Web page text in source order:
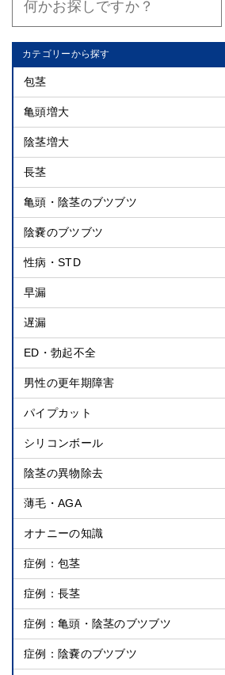
カテゴリーから探す
包茎
亀頭増大
陰茎増大
長茎
亀頭・陰茎のブツブツ
陰嚢のブツブツ
性病・STD
早漏
遅漏
ED・勃起不全
男性の更年期障害
パイプカット
シリコンボール
陰茎の異物除去
薄毛・AGA
オナニーの知識
症例：包茎
症例：長茎
症例：亀頭・陰茎のブツブツ
症例：陰嚢のブツブツ